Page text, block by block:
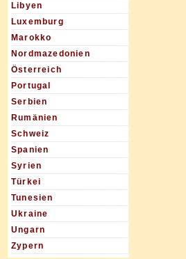
Libyen
Luxemburg
Marokko
Nordmazedonien
Österreich
Portugal
Serbien
Rumänien
Schweiz
Spanien
Syrien
Türkei
Tunesien
Ukraine
Ungarn
Zypern